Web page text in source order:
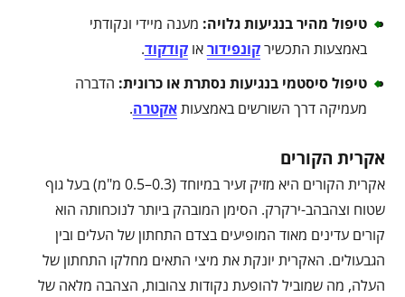
טיפול מהיר בנגיעות גלויה: מענה מיידי ונקודתי
באמצעות התכשירקונפידוראוקודקוד.
טיפול סיסטמי בנגיעות נסתרת או כרונית: הדברה
מעמיקה דרך השורשים באמצעותאקטרה.
אקרית הקורים
אקרית הקורים היא מזיק זעיר במיוחד (0.3–0.5 מ"מ) בעל גוף
שטוח וצהבהב-ירקרק. הסימן המובהק ביותר לנוכחותה הוא
קורים עדינים מאוד המופיעים בצדם התחתון של העלים ובין
הגבעולים. האקרית יונקת את מיצי התאים מחלקו התחתון של
העלה, מה שמוביל להופעת נקודות צהובות, הצהבה מלאה של